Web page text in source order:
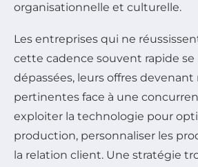
organisationnelle et culturelle.
Les entreprises qui ne
cette cadence souvent rapide
dépassées, leurs offres devenant
pertinentes face à une
exploiter la technologie pour
production, personnaliser les
la relation client. Une stratégie